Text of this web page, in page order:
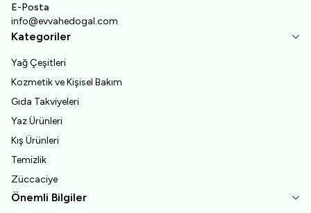
E-Posta
info@evvahedogal.com
Kategoriler
Yağ Çeşitleri
Kozmetik ve Kişisel Bakım
Gıda Takviyeleri
Yaz Ürünleri
Kış Ürünleri
Temizlik
Züccaciye
Önemli Bilgiler